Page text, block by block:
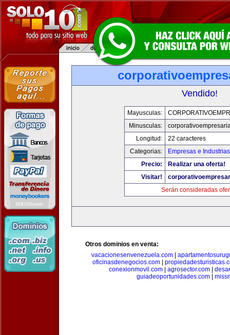
Vendido!
Mayusculas:
Minusculas:
Longitud:
22 caracteres
Categorias:
Empresas e Industrias
Precio:
Realizar una oferta!
Visitar!
Serán consideradas
Otros dominios en venta:
vacacionesenvenezuela.com|
oficinasdenegocios.com
conexionmovil.com
agrosector.com
guiadeoportunidades.com|